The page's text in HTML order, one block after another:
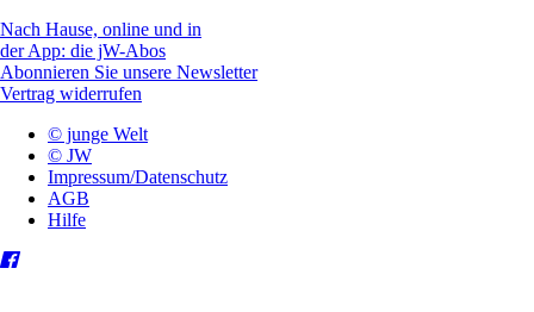
Nach Hause, online und in
der App: die jW-Abos
Abonnieren Sie unsere Newsletter
Vertrag widerrufen
© junge Welt
© JW
Impressum/Datenschutz
AGB
Hilfe